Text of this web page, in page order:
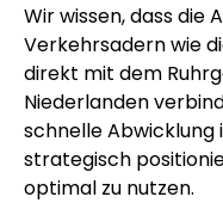
Wir wissen, dass die
Verkehrsadern wie
direkt mit dem
Niederlanden
schnelle Abwicklung
strategisch
optimal zu nutzen.